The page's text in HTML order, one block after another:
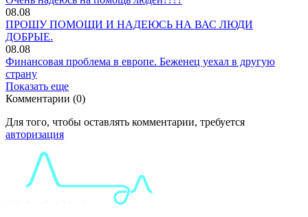
08.08
ПРОШУ ПОМОЩИ И НАДЕЮСЬ НА ВАС ЛЮДИ
ДОБРЫЕ.
08.08
Финансовая проблема в европе. Беженец уехал в другую
страну
Показать еще
Комментарии (0)
Для того, чтобы оставлять комментарии, требуется
авторизация